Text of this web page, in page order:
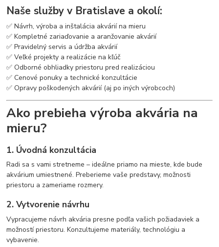
Naše služby v Bratislave a okolí:
✅ Návrh, výroba a inštalácia akvárií na mieru
✅ Kompletné zariaďovanie a aranžovanie akvárií
✅ Pravidelný servis a údržba akvárií
✅ Veľké projekty a realizácie na kľúč
✅ Odborné obhliadky priestoru pred realizáciou
✅ Cenové ponuky a technické konzultácie
✅ Opravy poškodených akvárií (aj po iných výrobcoch)
Ako prebieha výroba akvária na
mieru?
1. Úvodná konzultácia
Radi sa s vami stretneme – ideálne priamo na mieste, kde bude
akvárium umiestnené. Preberieme vaše predstavy, možnosti
priestoru a zameriame rozmery.
2. Vytvorenie návrhu
Vypracujeme návrh akvária presne podľa vašich požiadaviek a
možností priestoru. Konzultujeme materiály, technológiu a
vybavenie.